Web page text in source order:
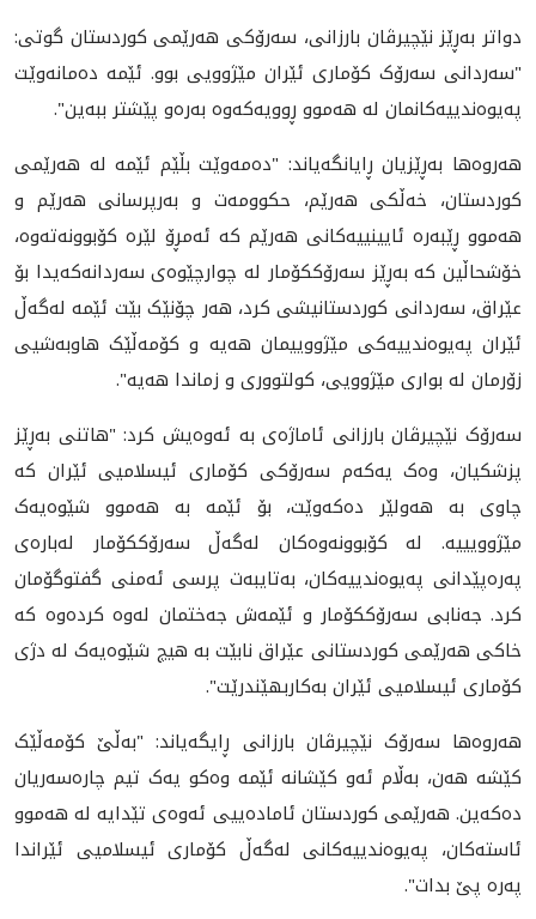
دواتر بەڕێز نێچیرڤان بارزانی، سەرۆکی هەرێمی کوردستان گوتی:
"سەردانی سەرۆک کۆماری ئێران مێژوویی بوو. ئێمە دەمانەوێت
پەیوەندییەکانمان لە هەموو ڕوویەکەوە بەرەو پێشتر ببەین".
هەروەها بەڕێزیان ڕایانگەیاند: "دەمەوێت بڵێم ئێمە لە هەرێمی
کوردستان، خەڵکی هەرێم، حکوومەت و بەرپرسانی هەرێم و
هەموو ڕێبەرە ئایینییەکانی هەرێم کە ئەمڕۆ لێرە کۆبوونەتەوە،
خۆشحاڵین کە بەڕێز سەرۆککۆمار لە چوارچێوەی سەردانەکەیدا بۆ
عێراق، سەردانی کوردستانیشی کرد، هەر چۆنێک بێت ئێمە لەگەڵ
ئێران پەیوەندییەکی مێژووییمان هەیە و کۆمەڵێک هاوبەشیی
زۆرمان لە بواری مێژوویی، کولتووری و زماندا هەیە".
سەرۆک نێچیرڤان بارزانی ئاماژەی بە ئەوەیش کرد: "هاتنی بەڕێز
پزشکیان، وەک یەکەم سەرۆکی کۆماری ئیسلامیی ئێران کە
چاوی بە هەولێر دەکەوێت، بۆ ئێمە بە هەموو شێوەیەک
مێژوویییە. لە کۆبوونەوەکان لەگەڵ سەرۆککۆمار لەبارەی
پەرەپێدانی پەیوەندییەکان، بەتایبەت پرسی ئەمنی گفتوگۆمان
کرد. جەنابی سەرۆککۆمار و ئێمەش جەختمان لەوە کردەوە کە
خاکی هەرێمی کوردستانی عێراق نابێت بە هیچ شێوەیەک لە دژی
کۆماری ئیسلامیی ئێران بەکاربهێندرێت".
هەروەها سه‌رۆک نێچیرڤان بارزانی ڕایگەیاند: "بەڵێ کۆمەڵێک
کێشە هەن، بەڵام ئەو کێشانە ئێمە وەکو یەک تیم چارەسەریان
دەکەین. هەرێمی کوردستان ئامادەییی ئەوەی تێدایە لە هەموو
ئاستەکان، پەیوەندییەکانی لەگەڵ کۆماری ئیسلامیی ئێراندا
پەرە پێ بدات".